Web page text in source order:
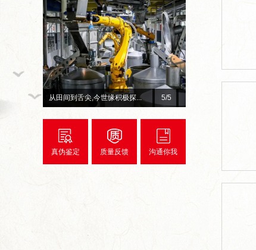
1/5
今世缘积极探... 总台×今世缘官宣！李宇春、...
真伪鉴定 质量反馈 沟通你我